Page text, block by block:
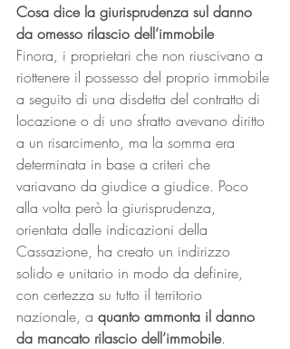
Cosa dice la giurisprudenza sul danno
da omesso rilascio dell’immobile
Finora, i proprietari che non riuscivano a
riottenere il possesso del proprio immobile
a seguito di una disdetta del contratto di
locazione o di uno sfratto avevano diritto
a un risarcimento, ma la somma era
determinata in base a criteri che
variavano da giudice a giudice. Poco
alla volta però la giurisprudenza,
orientata dalle indicazioni della
Cassazione, ha creato un indirizzo
solido e unitario in modo da definire,
con certezza su tutto il territorio
nazionale, a quanto ammonta il danno
da mancato rilascio dell’immobile.